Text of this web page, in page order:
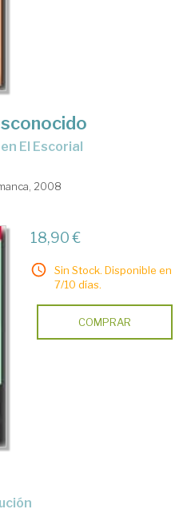
El Escorial
2008
18,90 €
Sin Stock. Disponible en
7/10 días.
COMPRAR